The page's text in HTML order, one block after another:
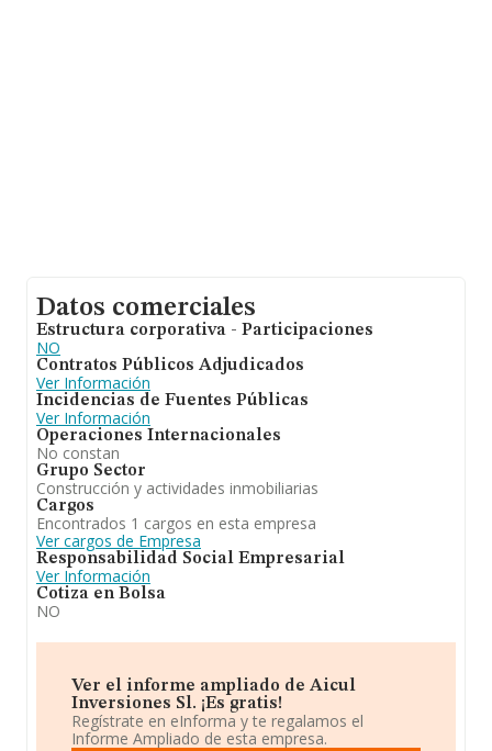
Datos comerciales
Estructura corporativa - Participaciones
NO
Contratos Públicos Adjudicados
Ver Información
Incidencias de Fuentes Públicas
Ver Información
Operaciones Internacionales
No constan
Grupo Sector
Construcción y actividades inmobiliarias
Cargos
Encontrados 1 cargos en esta empresa
Ver cargos de Empresa
Responsabilidad Social Empresarial
Ver Información
Cotiza en Bolsa
NO
Ver el informe ampliado de Aicul
Inversiones Sl. ¡Es gratis!
Regístrate en eInforma y te regalamos el
Informe Ampliado de esta empresa.